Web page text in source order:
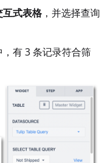
互式表格，并选择查询
有 3 条记录符合筛